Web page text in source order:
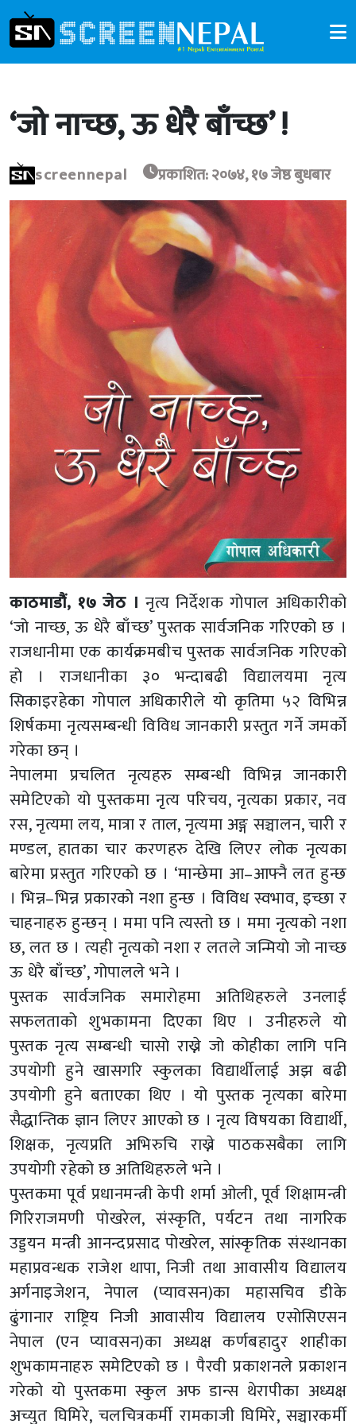
‘जो नाच्छ, ऊ धेरै बाँच्छ’ !
screennepal प्रकाशित: २०७४, १७ जेष्ठ बुधबार
काठमाडौं, १७ जेठ । नृत्य निर्देशक गोपाल अधिकारीको
‘जो नाच्छ, ऊ धेरै बाँच्छ’ पुस्तक सार्वजनिक गरिएको छ ।
राजधानीमा एक कार्यक्रमबीच पुस्तक सार्वजनिक गरिएको
हो । राजधानीका ३० भन्दाबढी विद्यालयमा नृत्य
सिकाइरहेका गोपाल अधिकारीले यो कृतिमा ५२ विभिन्न
शिर्षकमा नृत्यसम्बन्धी विविध जानकारी प्रस्तुत गर्ने जमर्को
गरेका छन् ।
नेपालमा प्रचलित नृत्यहरु सम्बन्धी विभिन्न जानकारी
समेटिएको यो पुस्तकमा नृत्य परिचय, नृत्यका प्रकार, नव
रस, नृत्यमा लय, मात्रा र ताल, नृत्यमा अङ्ग सञ्चालन, चारी र
मण्डल, हातका चार करणहरु देखि लिएर लोक नृत्यका
बारेमा प्रस्तुत गरिएको छ । ‘मान्छेमा आ–आफ्नै लत हुन्छ
। भिन्न–भिन्न प्रकारको नशा हुन्छ । विविध स्वभाव, इच्छा र
चाहनाहरु हुन्छन् । ममा पनि त्यस्तो छ । ममा नृत्यको नशा
छ, लत छ । त्यही नृत्यको नशा र लतले जन्मियो जो नाच्छ
ऊ धेरै बाँच्छ’, गोपालले भने ।
पुस्तक सार्वजनिक समारोहमा अतिथिहरुले उनलाई
सफलताको शुभकामना दिएका थिए । उनीहरुले यो
पुस्तक नृत्य सम्बन्धी चासो राख्ने जो कोहीका लागि पनि
उपयोगी हुने खासगरि स्कुलका विद्यार्थीलाई अझ बढी
उपयोगी हुने बताएका थिए । यो पुस्तक नृत्यका बारेमा
सैद्धान्तिक ज्ञान लिएर आएको छ । नृत्य विषयका विद्यार्थी,
शिक्षक, नृत्यप्रति अभिरुचि राख्ने पाठकसबैका लागि
उपयोगी रहेको छ अतिथिहरुले भने ।
पुस्तकमा पूर्व प्रधानमन्त्री केपी शर्मा ओली, पूर्व शिक्षामन्त्री
गिरिराजमणी पोखरेल, संस्कृति, पर्यटन तथा नागरिक
उड्डयन मन्त्री आनन्दप्रसाद पोखरेल, सांस्कृतिक संस्थानका
महाप्रवन्धक राजेश थापा, निजी तथा आवासीय विद्यालय
अर्गनाइजेशन, नेपाल (प्यावसन)का महासचिव डीके
ढुंगानार राष्ट्रिय निजी आवासीय विद्यालय एसोसिएसन
नेपाल (एन प्यावसन)का अध्यक्ष कर्णबहादुर शाहीका
शुभकामनाहरु समेटिएको छ । पैरवी प्रकाशनले प्रकाशन
गरेको यो पुस्तकमा स्कुल अफ डान्स थेरापीका अध्यक्ष
अच्युत घिमिरे, चलचित्रकर्मी रामकाजी घिमिरे, सञ्चारकर्मी